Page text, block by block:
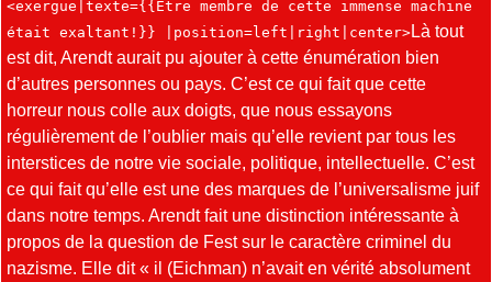
<exergue|texte={{Etre membre de cette immense machine
était exaltant!}} |position=left|right|center>Là tout
est dit, Arendt aurait pu ajouter à cette énumération bien
d’autres personnes ou pays. C’est ce qui fait que cette
horreur nous colle aux doigts, que nous essayons
régulièrement de l’oublier mais qu’elle revient par tous les
interstices de notre vie sociale, politique, intellectuelle. C’est
ce qui fait qu’elle est une des marques de l’universalisme juif
dans notre temps. Arendt fait une distinction intéressante à
propos de la question de Fest sur le caractère criminel du
nazisme. Elle dit « il (Eichman) n’avait en vérité absolument